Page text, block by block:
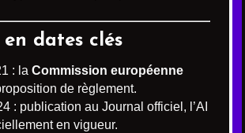
en dates clés
: la Commission européenne
de règlement.
: publication au Journal officiel, l’AI
en vigueur.